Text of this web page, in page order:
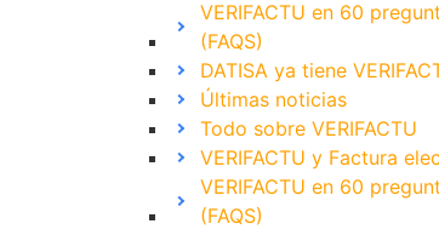
VERIFACTU en 60
(FAQS)
DATISA ya tiene
Últimas noticias
Todo sobre VERIFACTU
VERIFACTU y Factura
VERIFACTU en 60
(FAQS)